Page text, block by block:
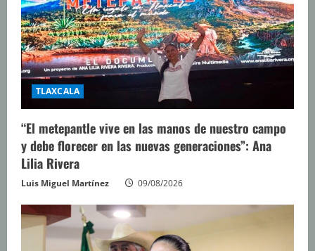
TLAXCALA
“El metepantle vive en las manos de nuestro campo
y debe florecer en las nuevas generaciones”: Ana
Lilia Rivera
Luis Miguel Martínez 09/08/2026